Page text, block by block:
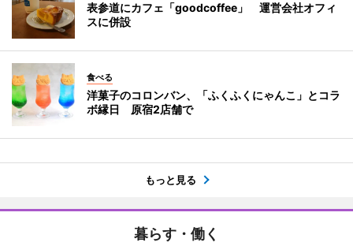
表参道にカフェ「goodcoffee」 運営会社オフィ
スに併設
食べる
洋菓子のコロンバン、「ふくふくにゃんこ」とコラ
ボ縁日 原宿2店舗で
もっと見る
暮らす・働く